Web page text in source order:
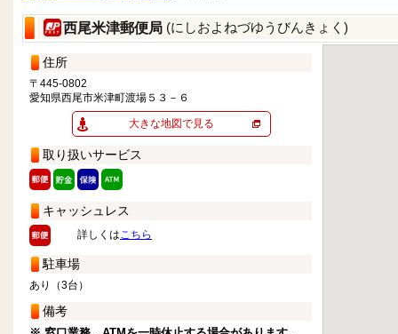
西尾米津郵便局 (にしおよねづゆうびんきょく)
住所
〒445-0802
愛知県西尾市米津町渡場５３－６
大きな地図で見る
取り扱いサービス
キャッシュレス
詳しくはこちら
駐車場
あり（3台）
備考